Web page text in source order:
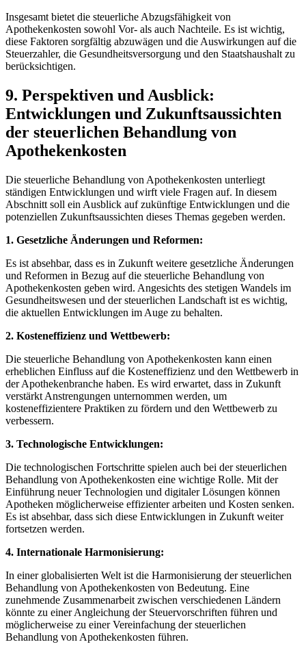
Insgesamt bietet die steuerliche Abzugsfähigkeit von
Apothekenkosten sowohl Vor- als auch Nachteile. Es ist wichtig,
diese Faktoren sorgfältig abzuwägen und die Auswirkungen auf die
Steuerzahler,⁢ die Gesundheitsversorgung und den Staatshaushalt zu
berücksichtigen.
9. Perspektiven und Ausblick:
Entwicklungen und Zukunftsaussichten
der ⁣steuerlichen Behandlung von
Apothekenkosten
Die steuerliche Behandlung von Apothekenkosten unterliegt
ständigen Entwicklungen‌ und wirft viele Fragen auf. In ​diesem
Abschnitt soll ein Ausblick⁢ auf zukünftige Entwicklungen​ und⁤ die
potenziellen Zukunftsaussichten dieses‍ Themas gegeben werden.
1. ⁣Gesetzliche Änderungen und Reformen:
Es​ ist absehbar, dass ‌es in Zukunft weitere ⁤gesetzliche Änderungen
und ‍Reformen in Bezug ​auf die steuerliche ‌Behandlung von
Apothekenkosten geben wird. Angesichts‍ des stetigen Wandels im ​
Gesundheitswesen ⁤und der steuerlichen ⁢Landschaft ist es wichtig,
die aktuellen Entwicklungen im Auge zu behalten.
2. Kosteneffizienz und Wettbewerb:
Die steuerliche Behandlung von Apothekenkosten kann einen
erheblichen Einfluss‍ auf die Kosteneffizienz und den Wettbewerb in
der Apothekenbranche haben. Es wird erwartet, dass in Zukunft
verstärkt ‍Anstrengungen unternommen werden, um
kosteneffizientere Praktiken zu fördern und den Wettbewerb zu
⁣verbessern. ⁢
3. Technologische Entwicklungen:
Die technologischen Fortschritte spielen auch bei der‌ steuerlichen
Behandlung von Apothekenkosten eine wichtige Rolle. Mit der
Einführung ​neuer ‌Technologien und digitaler Lösungen können
Apotheken möglicherweise effizienter arbeiten und Kosten senken.
Es ist absehbar, dass sich diese Entwicklungen ​in Zukunft weiter
fortsetzen werden.
4. Internationale Harmonisierung:
In einer globalisierten Welt ist die ‍Harmonisierung der steuerlichen
Behandlung von ⁣Apothekenkosten ⁣von Bedeutung. ⁤Eine
zunehmende Zusammenarbeit zwischen verschiedenen Ländern
könnte zu einer Angleichung der Steuervorschriften führen und​
möglicherweise zu einer Vereinfachung der steuerlichen
‍Behandlung von‍ Apothekenkosten ⁢führen.